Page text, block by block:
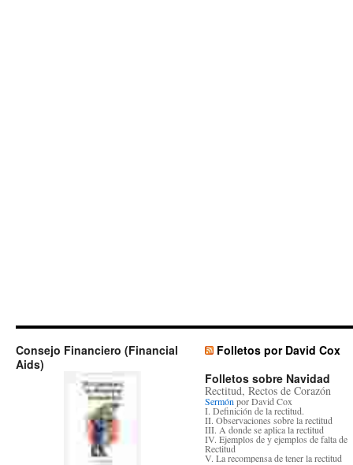
Consejo Financiero (Financial
Aids)
Folletos por David Cox
Folletos sobre Navidad
Rectitud, Rectos de Corazón
Sermón por David Cox
I. Definición de la rectitud.
II. Observaciones sobre la rectitud
III. A donde se aplica la rectitud
IV. Ejemplos de y ejemplos de falta de
Rectitud
V. La recompensa de tener la rectitud